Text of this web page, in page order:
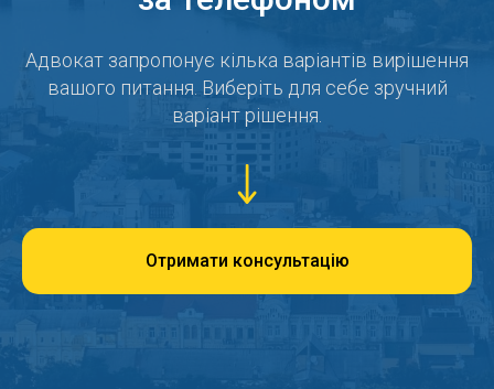
Адвокат запропонує кілька варіантів вирішення
вашого питання. Виберіть для себе зручний
варіант рішення.
Отримати консультацію